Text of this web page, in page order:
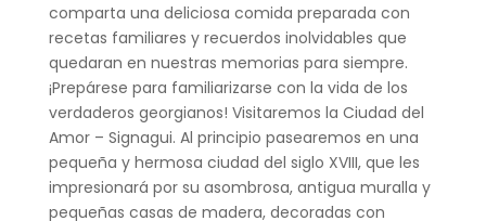
comparta una deliciosa comida preparada con
recetas familiares y recuerdos inolvidables que
quedaran en nuestras memorias para siempre.
¡Prepárese para familiarizarse con la vida de los
verdaderos georgianos! Visitaremos la Ciudad del
Amor – Signagui. Al principio pasearemos en una
pequeña y hermosa ciudad del siglo XVIII, que les
impresionará por su asombrosa, antigua muralla y
pequeñas casas de madera, decoradas con